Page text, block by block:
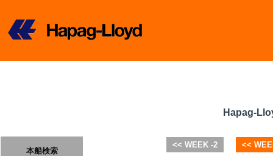
本船検索
Hapag-
<< WEEK -2 <<